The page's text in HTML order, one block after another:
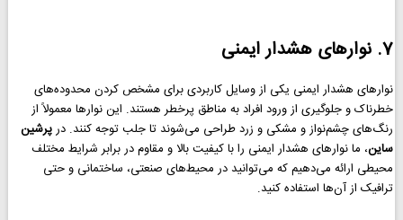
7. نوارهای هشدار ایمنی
نوارهای هشدار ایمنی یکی از وسایل کاربردی برای مشخص کردن محدوده‌های
خطرناک و جلوگیری از ورود افراد به مناطق پرخطر هستند. این نوارها معمولاً از
رنگ‌های چشم‌نواز و مشکی و زرد طراحی می‌شوند تا جلب توجه کنند. درپرشین
ساین، ما نوارهای هشدار ایمنی را با کیفیت بالا و مقاوم در برابر شرایط مختلف
محیطی ارائه می‌دهیم که می‌توانید در محیط‌های صنعتی، ساختمانی و حتی
ترافیک از آن‌ها استفاده کنید.